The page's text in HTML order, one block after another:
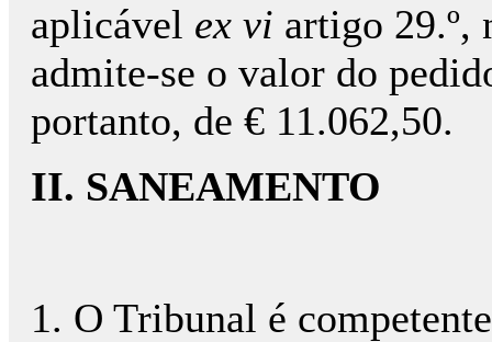
aplicável ex vi artigo 29.º,
admite-se o valor do
portanto, de € 11.062,50.
II. SANEAMENTO
1. O Tribunal é